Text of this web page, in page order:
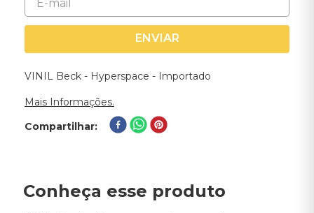
ENVIAR
VINIL Beck - Hyperspace - Importado
Mais Informações.
Compartilhar
Conheça esse produto